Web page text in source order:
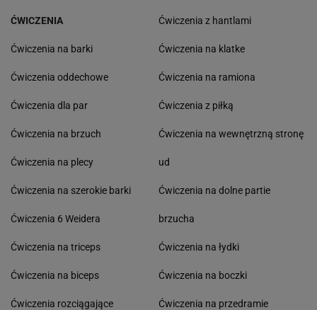
ĆWICZENIA
Ćwiczenia na barki
Ćwiczenia oddechowe
Ćwiczenia dla par
Ćwiczenia na brzuch
Ćwiczenia na plecy
Ćwiczenia na szerokie barki
Ćwiczenia 6 Weidera
Ćwiczenia na triceps
Ćwiczenia na biceps
Ćwiczenia rozciągające
Ćwiczenia z hantlami
Ćwiczenia na klatke
Ćwiczenia na ramiona
Ćwiczenia z piłką
Ćwiczenia na wewnętrzną stronę
ud
Ćwiczenia na dolne partie
brzucha
Ćwiczenia na łydki
Ćwiczenia na boczki
Ćwiczenia na przedramie